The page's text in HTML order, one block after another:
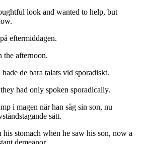
look and wanted to help, but
eftermiddagen.
the afternoon.
hade de bara talats vid sporadiskt.
had only spoken sporadically.
i magen när han såg sin son, nu
sätt.
his stomach when he saw his son, now a